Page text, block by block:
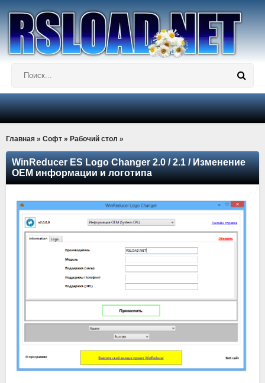
Главная » Софт » Рабочий стол »
WinReducer ES Logo Changer 2.0 / 2.1 / Изменение
OEM информации и логотипа